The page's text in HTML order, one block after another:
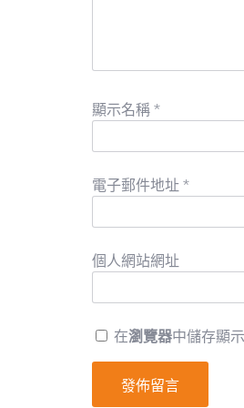
顯示名稱 *
電子郵件地址 *
個人網站網址
在瀏覽器中儲存顯